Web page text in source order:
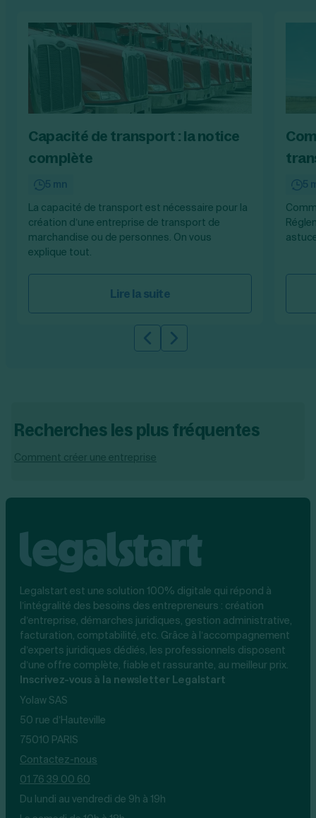
Capacité de transport : la notice
complète
5 mn
La capacité de transport est nécessaire pour la
création d’une entreprise de transport de
marchandise ou de personnes. On vous
explique tout.
Lire la suite
5
Slide précédente
Slide suivante
Recherches les plus fréquentes
Comment créer une entreprise
Legalstart est une solution 100% digitale qui répond à
l’intégralité des besoins des entrepreneurs : création
d’entreprise, démarches juridiques, gestion administrative,
facturation, comptabilité, etc. Grâce à l’accompagnement
d’experts juridiques dédiés, les professionnels disposent
d’une offre complète, fiable et rassurante, au meilleur prix.
Inscrivez-vous à la newsletter Legalstart
Yolaw SAS
50 rue d’Hauteville
75010 PARIS
Contactez-nous
01 76 39 00 60
Du lundi au vendredi de 9h à 19h